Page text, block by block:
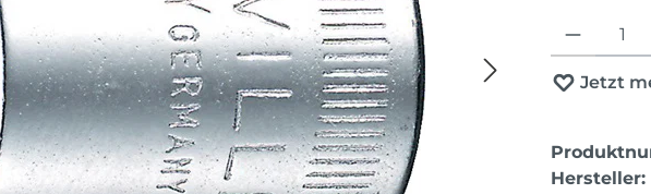
Produkt
Jetzt
Hersteller: